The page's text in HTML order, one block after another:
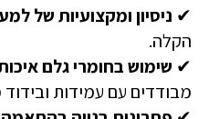
✔ ניסיון ומקצועיות של
הקלה.
✔ שימוש בחומרי גלם
מבודדים עם עמידות ובידוד